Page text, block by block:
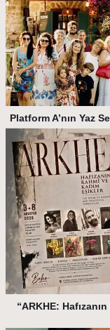
Platform A’nın Yaz
“ARKHE: